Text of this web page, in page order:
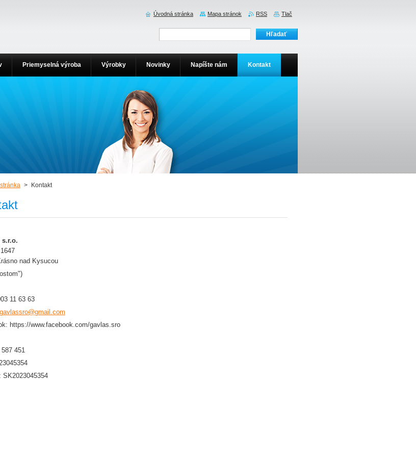
> Kontakt
s.r.o.
nad Kysucou
11 63 63
gavlassro@gmail.com
https://www.facebook.com/gavlas.sro
587 451
SK2023045354
Priemyselná výroba Výrobky Novinky Napíšte nám Kontakt
Úvodná stránka Mapa stránok RSS Tlač